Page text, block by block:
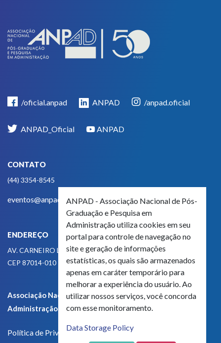
/oficial.anpad ANPAD /anpad.oficial
ANPAD_Oficial ANPAD
CONTATO
(44) 3354-8545
eventos@anpad.org.br
ENDEREÇO
AV. CARNEIRO LEÃO, 825
CEP 87014-010 - MARINGÁ, PR, BRASIL
Associação Nacional de Pós-Graduação e Pesquisa em
Administração - CNPJ 42.595.652/0001-66
Política de Privacidade
ANPAD - Associação Nacional de Pós-
Graduação e Pesquisa em
Administração utiliza cookies em seu
portal para controle de navegação no
site e geração de informações
estatísticas, os quais são armazenados
apenas em caráter temporário para
melhorar a experiência do usuário. Ao
utilizar nossos serviços, você concorda
com esse monitoramento.
Data Storage Policy